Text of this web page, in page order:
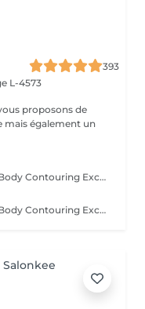
393
L-4573
proposons de
mais également un
Devenez le Maître de Votre Silhouette Body Contouring Exclusif Vous aspirez à redéfinir votre silhouette, dire adieu à la peau d'orange, et être prête pour votre summer body ? Ressentez-vous le besoin d'être accompagnée par des professionnelles pour retrouver le corps qui vous fait vous sentir au mieux ? Arboria Beauty est là pour concrétiser vos objectifs! Le Body Contouring by CONTOUR PARIS® offre une solution complète, personnalisée et unique grâce à la combinaison de trois technologies de pointe : La Cryolipolyse Augmentée, pour affiner votre silhouette sur mesure. Le Laser Diode Focalisé, pour atténuer la cellulite. Le Palber-Rouler Mécanique, pour raffermir la beau. Laissez-nous vous guider vers une transformation qui révélera votre meilleure version ! Arboria Beauty détient l'exclusivité au Luxembourg pour vous offrir en avant-première le Body Contouring by CONTOUR PARIS®, une expérience minceur unique en son genre dans le domaine de médecine esthétique.
Devenez le Maître de Votre Silhouette Body Contouring Exclusif Vous aspirez à redéfinir votre silhouette, dire adieu à la peau d'orange, et être prête pour votre summer body ? Ressentez-vous le besoin d'être accompagnée par des professionnelles pour retrouver le corps qui vous fait vous sentir au mieux ? Arboria Beauty est là pour concrétiser vos objectifs! Le Body Contouring by CONTOUR PARIS® offre une solution complète, personnalisée et unique grâce à la combinaison de trois technologies de pointe : La Cryolipolyse Augmentée, pour affiner votre silhouette sur mesure. Le Laser Diode Focalisé, pour atténuer la cellulite. Le Palber-Rouler Mécanique, pour raffermir la beau. Laissez-nous vous guider vers une transformation qui révélera votre meilleure version ! Arboria Beauty détient l'exclusivité au Luxembourg pour vous offrir en avant-première le Body Contouring by CONTOUR PARIS®, une expérience minceur unique en son genre dans le domaine de médecine esthétique.